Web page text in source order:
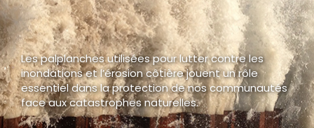
Les palplanches utilisées pour lutter contre les
inondations et l’érosion côtière jouent un rôle
essentiel dans la protection de nos communautés
face aux catastrophes naturelles.